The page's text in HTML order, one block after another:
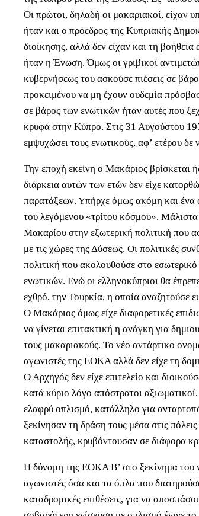
Οι πρώτοι, δηλαδή οι μακαριακοί, είχαν
ήταν και ο πρόεδρος της Κυπριακής
διοίκησης, αλλά δεν είχαν και τη
ήταν η Ένωση. Όμως οι γριβικοί
κυβερνήσεως του ασκούσε πιέσεις σε
προκειμένου να μη έχουν ουδεμία
σε βάρος των ενωτικών ήταν αυτές που
κρυφά στην Κύπρο. Στις 31 Αυγούστου
εμψυχώσει τους ενωτικούς, αφ’ ετέρου
Την εποχή εκείνη ο Μακάριος βρίσκεται
διάρκεια αυτών των ετών δεν είχε
παρατάξεων. Υπήρχε όμως ακόμη και ένα
του λεγόμενου «τρίτου κόσμου».
Μακαρίου στην εξωτερική πολιτική που
με τις χώρες της Δύσεως. Οι πολιτικές
πολιτική που ακολουθούσε στο
ενωτικών. Ενώ οι ελληνοκύπριοι θα
εχθρό, την Τουρκία, η οποία αναζητούσε
Ο Μακάριος όμως είχε διαφορετικές
να γίνεται επιτακτική η ανάγκη για
τους μακαριακούς. Το νέο αντάρτικο
αγωνιστές της ΕΟΚΑ αλλά δεν είχε τη
Ο Αρχηγός δεν είχε επιτελείο και
κατά κύριο λόγο απόστρατοι
ελαφρύ οπλισμό, κατάλληλο για
ξεκίνησαν τη δράση τους μέσα στις
καταστολής, κρυβόντουσαν σε διάφορα
Η δύναμη της ΕΟΚΑ Β’ στο ξεκίνημα του
αγωνιστές όσα και τα όπλα που
καταδρομικές επιθέσεις, για να